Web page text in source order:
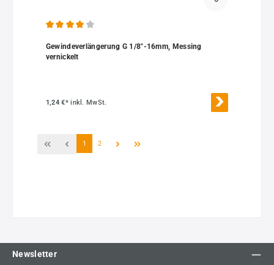
Gewindeverlängerung G 1/8"-16mm, Messing
vernickelt
1,24 €*inkl. MwSt.
Seite
1 Seite
2
Newsletter